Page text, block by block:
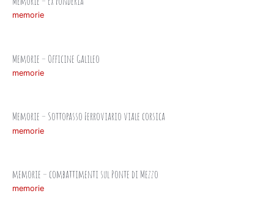
memorie
Memorie – Officine Galileo
memorie
Memorie – Sottopasso Ferroviario viale corsica
memorie
memorie – combattimenti sul Ponte di Mezzo
memorie